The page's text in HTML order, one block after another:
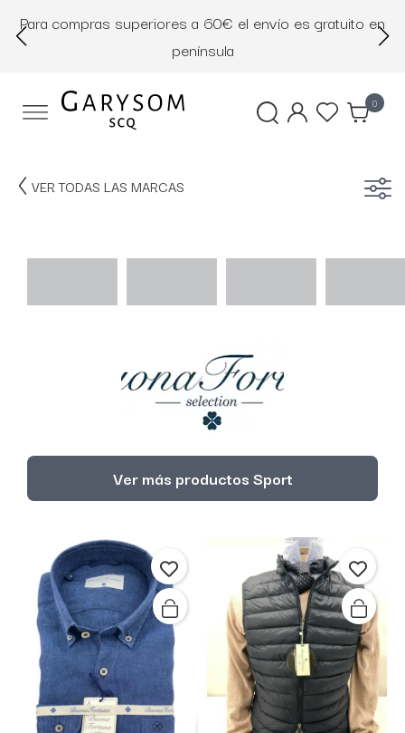
Para compras superiores a 60€ el envío es gratuito en
península
0
VER TODAS LAS MARCAS
Ver más productos Sport